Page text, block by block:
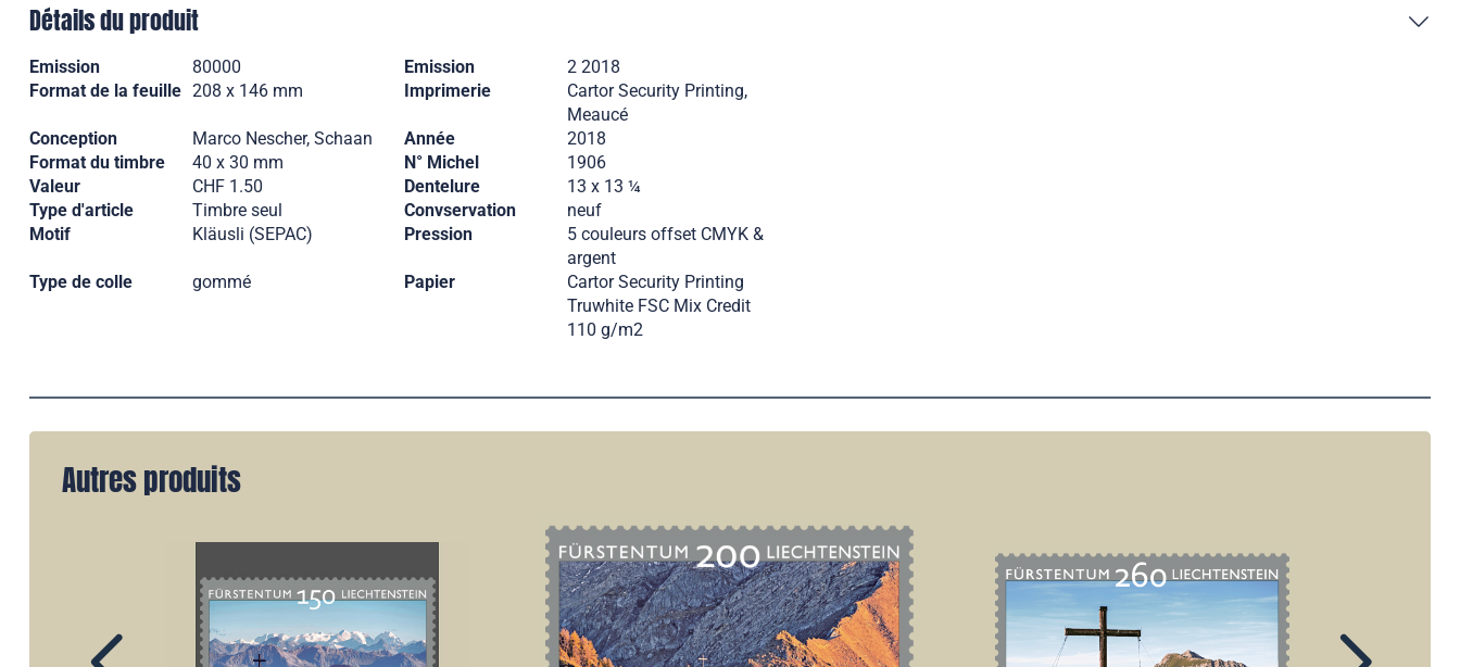
Détails du produit
Emission 80000 Emission
2 2018
Format de la feuille 208 x 146 mm Imprimerie
Cartor Security Printing,
Meaucé
Conception
Marco Nescher, Schaan Année
2018
Format du timbre
40 x 30 mm N° Michel
1906
Valeur
CHF 1.50 Dentelure
13 x 13 ¼
Type d'article
Timbre seul Convservation
neuf
Motif
Kläusli (SEPAC) Pression
5 couleurs offset CMYK &
argent
Type de colle
gommé Papier
Cartor Security Printing
Truwhite FSC Mix Credit
110 g/m2
Autres produits